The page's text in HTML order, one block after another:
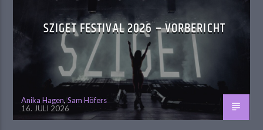
SZIGET FESTIVAL 2026 – VORBERICHT
Anika Hagen,Sam Höfers
16. JULI 2026